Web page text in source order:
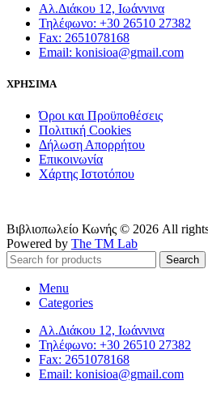
Αλ.Διάκου 12, Ιωάννινα
Τηλέφωνο: +30 26510 27382
Fax: 2651078168
Email: konisioa@gmail.com
ΧΡΗΣΙΜΑ
Όροι και Προϋποθέσεις
Πολιτική Cookies
Δήλωση Απορρήτου
Επικοινωνία
Χάρτης Ιστοτόπου
Βιβλιοπωλείο Κωνής © 2026 All
Powered by The TM Lab
Search
Menu
Categories
Αλ.Διάκου 12, Ιωάννινα
Τηλέφωνο: +30 26510 27382
Fax: 2651078168
Email: konisioa@gmail.com